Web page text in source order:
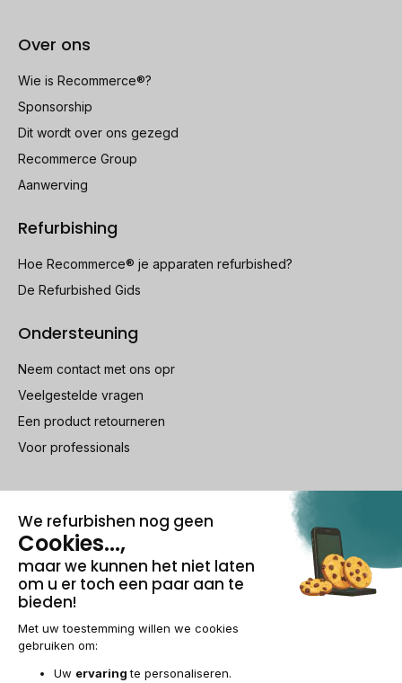
Over ons
Wie is Recommerce®?
Sponsorship
Dit wordt over ons gezegd
Recommerce Group
Aanwerving
Refurbishing
Hoe Recommerce® je apparaten refurbished?
De Refurbished Gids
Ondersteuning
Neem contact met ons opr
Veelgestelde vragen
Een product retourneren
Voor professionals
100% beveiligde betaling
Wettelijke vermeldingen & AGBeheer van cookies
Algemene verkoopvoorwaarden
Toegankelijkheid